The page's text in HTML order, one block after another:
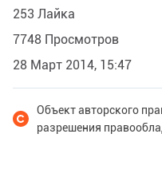
253 Лайка
7748 Просмотров
28 Март 2014, 15:47
Объект авторского
разрешения